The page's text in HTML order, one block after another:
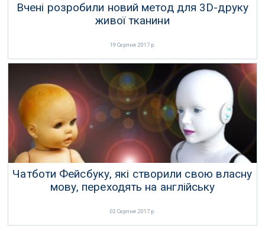
Вчені розробили новий метод для 3D-друку
живої тканини
19 Серпня 2017 р.
Чатботи Фейсбуку, які створили свою власну
мову, переходять на англійську
02 Серпня 2017 р.